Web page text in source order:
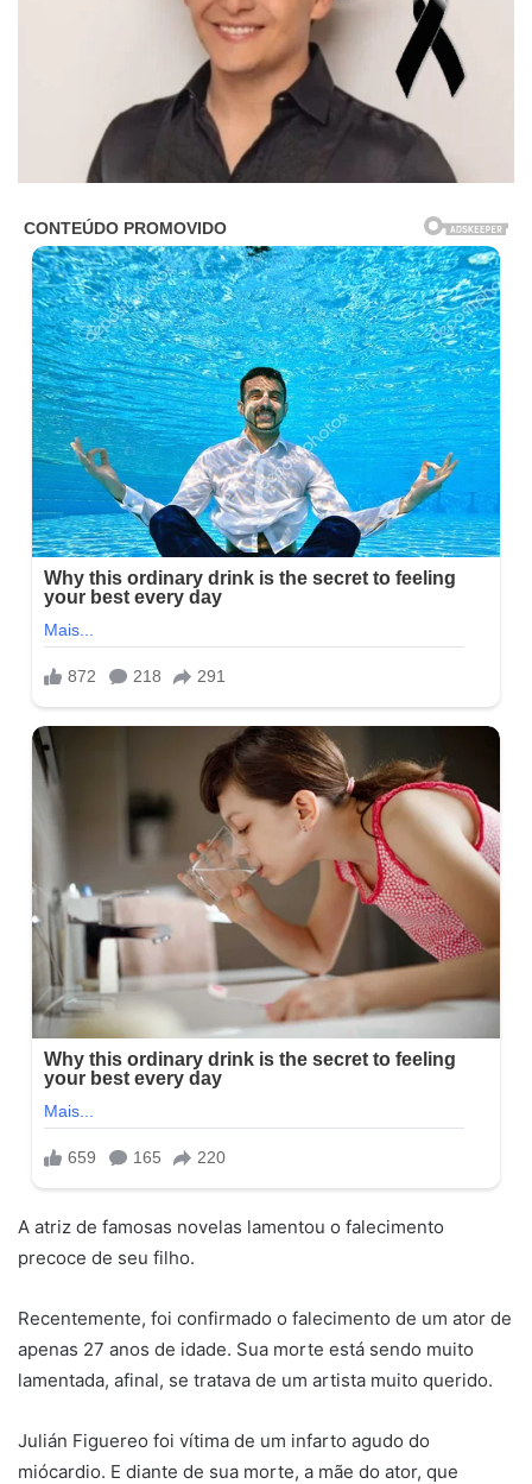
A atriz de famosas novelas lamentou o falecimento
precoce de seu filho.
Recentemente, foi confirmado o falecimento de um ator de
apenas 27 anos de idade. Sua morte está sendo muito
lamentada, afinal, se tratava de um artista muito querido.
Julián Figuereo foi vítima de um infarto agudo do
miócardio. E diante de sua morte, a mãe do ator, que